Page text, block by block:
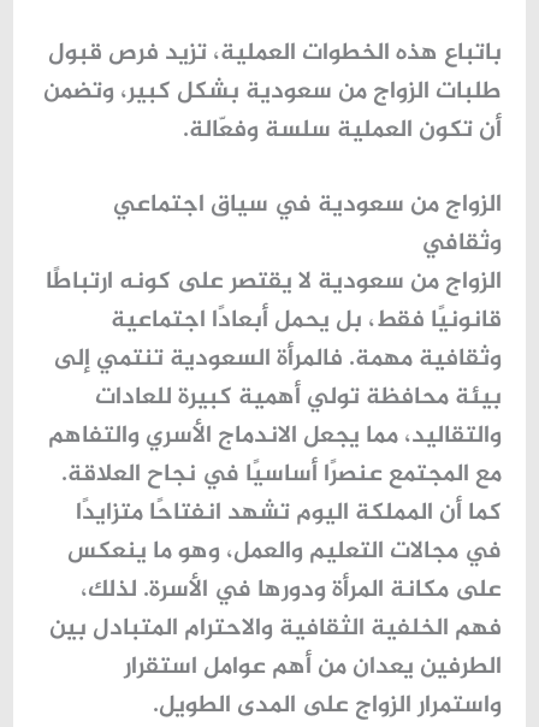
باتباع هذه الخطوات العملية، تزيد فرص قبول
طلبات الزواج من سعودية بشكل كبير، وتضمن
أن تكون العملية سلسة وفعّالة.
الزواج من سعودية في سياق اجتماعي
وثقافي
الزواج من سعودية لا يقتصر على كونه ارتباطًا
قانونيًا فقط، بل يحمل أبعادًا اجتماعية
وثقافية مهمة. فالمرأة السعودية تنتمي إلى
بيئة محافظة تولي أهمية كبيرة للعادات
والتقاليد، مما يجعل الاندماج الأسري والتفاهم
مع المجتمع عنصرًا أساسيًا في نجاح العلاقة.
كما أن المملكة اليوم تشهد انفتاحًا متزايدًا
في مجالات التعليم والعمل، وهو ما ينعكس
على مكانة المرأة ودورها في الأسرة. لذلك،
فهم الخلفية الثقافية والاحترام المتبادل بين
الطرفين يعدان من أهم عوامل استقرار
واستمرار الزواج على المدى الطويل.